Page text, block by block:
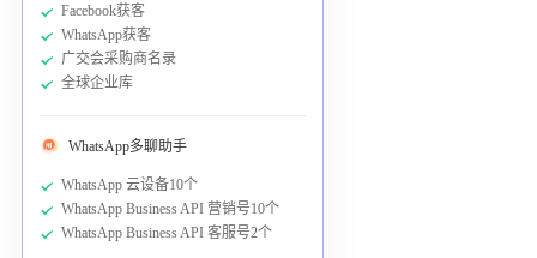
Facebook获客
WhatsApp获客
广交会采购商名录
全球企业库
WhatsApp多聊助手
WhatsApp 云设备10个
WhatsApp Business API 营销号10个
WhatsApp Business API 客服号2个